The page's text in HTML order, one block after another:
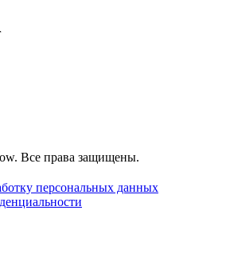
Все права защищены.
персональных данных